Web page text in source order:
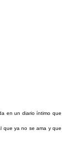
en un diario íntimo que
que ya no se ama y que